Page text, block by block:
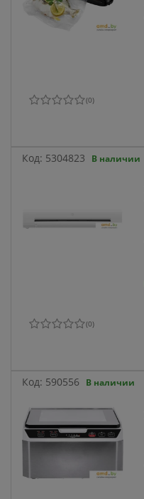
(0)
Код: 5304823 В наличии
(0)
Код: 590556 В наличии